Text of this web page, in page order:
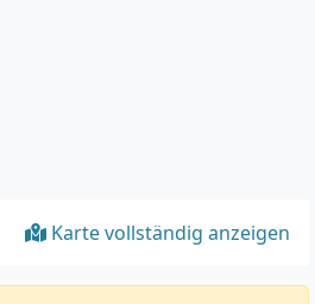
Karte vollständig anzeigen